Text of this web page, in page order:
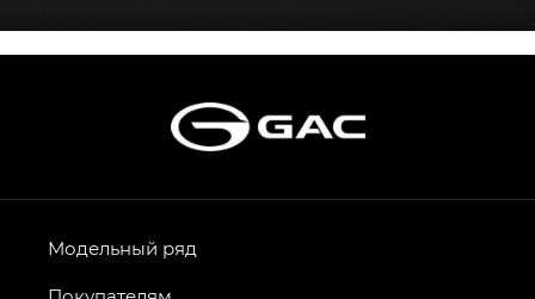
Модельный ряд